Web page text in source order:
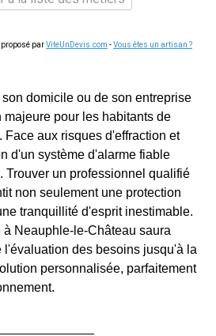
proposé parViteUnDevis.com -Vous êtes un artisan ?
domicile ou de son entreprise
pour les habitants de
Face aux risques d'effraction et
d'un système d'alarme fiable
Trouver un professionnel qualifié
non seulement une protection
tranquillité d'esprit inestimable.
Neauphle-le-Château saura
l'évaluation des besoins jusqu'à la
personnalisée, parfaitement